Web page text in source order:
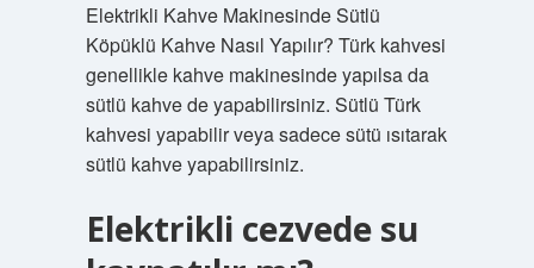
Elektrikli Kahve Makinesinde Sütlü
Köpüklü Kahve Nasıl Yapılır? Türk kahvesi
genellikle kahve makinesinde yapılsa da
sütlü kahve de yapabilirsiniz. Sütlü Türk
kahvesi yapabilir veya sadece sütü ısıtarak
sütlü kahve yapabilirsiniz.
Elektrikli cezvede su